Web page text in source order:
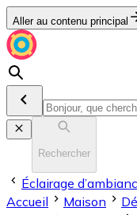
Aller au contenu principal
Rechercher
Éclairage
Accueil
Maison